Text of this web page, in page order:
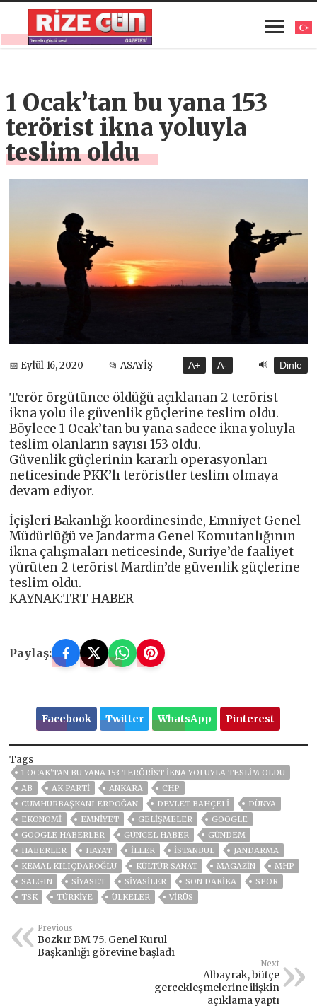
1 Ocak’tan bu yana 153
terörist ikna yoluyla
teslim oldu
📅 Eylül 16, 2020 📂 ASAYİŞ A+ A- 🔊 Dinle
Terör örgütünce öldüğü açıklanan 2 terörist
ikna yolu ile güvenlik güçlerine teslim oldu.
Böylece 1 Ocak’tan bu yana sadece ikna yoluyla
teslim olanların sayısı 153 oldu.
Güvenlik güçlerinin kararlı operasyonları
neticesinde PKK’lı teröristler teslim olmaya
devam ediyor.
İçişleri Bakanlığı koordinesinde, Emniyet Genel
Müdürlüğü ve Jandarma Genel Komutanlığının
ikna çalışmaları neticesinde, Suriye’de faaliyet
yürüten 2 terörist Mardin’de güvenlik güçlerine
teslim oldu.
KAYNAK:TRT HABER
Paylaş:
Facebook Twitter WhatsApp Pinterest
Tags
1 OCAK'TAN BU YANA 153 TERÖRIST IKNA YOLUYLA TESLIM OLDU
AB
AK PARTİ ANKARA
CHP
CUMHURBAŞKANI ERDOĞAN
DEVLET BAHÇELİ
DÜNYA
EKONOMİ
EMNİYET GELIŞMELER
GOOGLE
GOOGLE HABERLER
GÜNCEL HABER
GÜNDEM
HABERLER
HAYAT İLLER ISTANBUL
JANDARMA
KEMAL KILIÇDAROĞLU
KÜLTÜR SANAT MAGAZİN
MHP
SALGIN
SİYASET SİYASİLER SON DAKIKA
SPOR
TSK
TÜRKİYE ÜLKELER VIRÜS
Previous
Bozkır BM 75. Genel Kurul
Başkanlığı görevine başladı
Next
Albayrak, bütçe
gerçekleşmelerine ilişkin
açıklama yaptı